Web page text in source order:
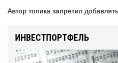
Автор топика запретил
ИНВЕСТПОРТФЕЛЬ